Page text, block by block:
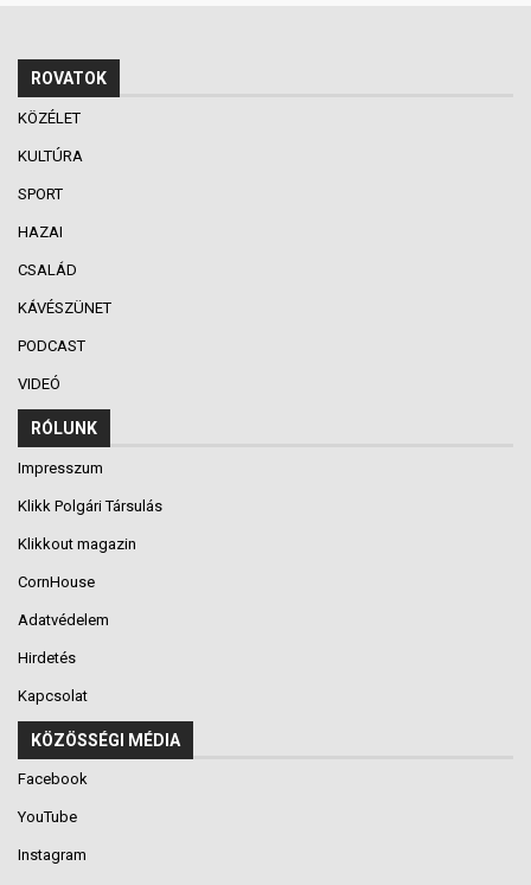
ROVATOK
KÖZÉLET
KULTÚRA
SPORT
HAZAI
CSALÁD
KÁVÉSZÜNET
PODCAST
VIDEÓ
RÓLUNK
Impresszum
Klikk Polgári Társulás
Klikkout magazin
CornHouse
Adatvédelem
Hirdetés
Kapcsolat
KÖZÖSSÉGI MÉDIA
Facebook
YouTube
Instagram